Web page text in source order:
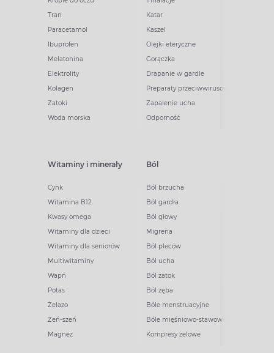
Tran
Paracetamol
Ibuprofen
Melatonina
Elektrolity
Kolagen
Zatoki
Woda morska
Katar
Kaszel
Olejki eteryczne
Gorączka
Drapanie w gardle
Preparaty przeciwwirusowe
Zapalenie ucha
Odporność
Witaminy i minerały
Cynk
Witamina B12
Kwasy omega
Witaminy dla dzieci
Witaminy dla seniorów
Multiwitaminy
Wapń
Potas
Żelazo
Żeń-szeń
Magnez
Ból
Ból brzucha
Ból gardła
Ból głowy
Migrena
Ból pleców
Ból ucha
Ból zatok
Ból zęba
Bóle menstruacyjne
Bóle mięśniowo-stawowe
Kompresy żelowe